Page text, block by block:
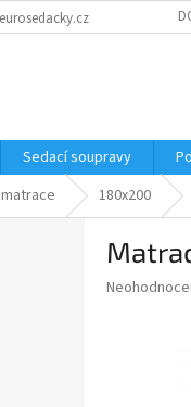
Sedací soupravy
180x200
Průměrné